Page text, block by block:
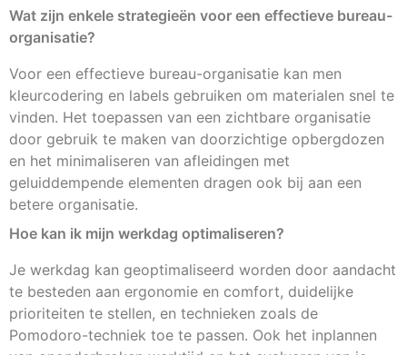
Wat zijn enkele strategieën voor een effectieve bureau-
organisatie?
Voor een effectieve bureau-organisatie kan men
kleurcodering en labels gebruiken om materialen snel te
vinden. Het toepassen van een zichtbare organisatie
door gebruik te maken van doorzichtige opbergdozen
en het minimaliseren van afleidingen met
geluiddempende elementen dragen ook bij aan een
betere organisatie.
Hoe kan ik mijn werkdag optimaliseren?
Je werkdag kan geoptimaliseerd worden door aandacht
te besteden aan ergonomie en comfort, duidelijke
prioriteiten te stellen, en technieken zoals de
Pomodoro-techniek toe te passen. Ook het inplannen